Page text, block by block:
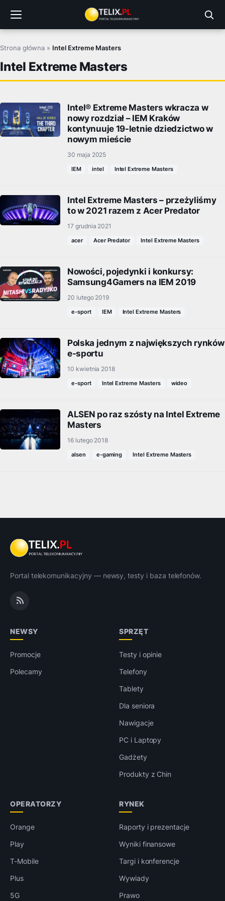
treści
Strona główna » Intel Extreme Masters
Intel Extreme Masters
Intel® Extreme Masters wkracza w
nowy rozdział – IEM Kraków
kontynuuje 19-letnie dziedzictwo w
nowym mieście
30 maja 2025
IEM intel Intel Extreme Masters
Intel Extreme Masters – przeżyliśmy
to w 2021 razem z Acer Predator
17 grudnia 2021
acer Acer Predator Intel Extreme Masters
Nowości, pojedynki i konkursy:
Samsung4Gamers na IEM 2019
20 lutego 2019
e-sport IEM Intel Extreme Masters
Polska jednym z największych rynków
e-sportu
10 kwietnia 2018
e-sport Intel Extreme Masters wideo
ALSEN po raz szósty na Intel Extreme
Masters
16 lutego 2018
alsen e-gaming Intel Extreme Masters
Portal telekomunikacyjny — newsy, testy i baza telefonów.
NEWSY
Promocje
Polecamy
SPRZĘT
Testy i opinie
Telefony
Tablety
Dla seniora
Nawigacje
PC i Laptopy
Gadżety
Produkty z Chin
OPERATORZY
Orange
Play
T-Mobile
Plus
5G
RYNEK
Raporty i prezentacje
Wyniki finansowe
Targi i konferencje
Wywiady
Prawo